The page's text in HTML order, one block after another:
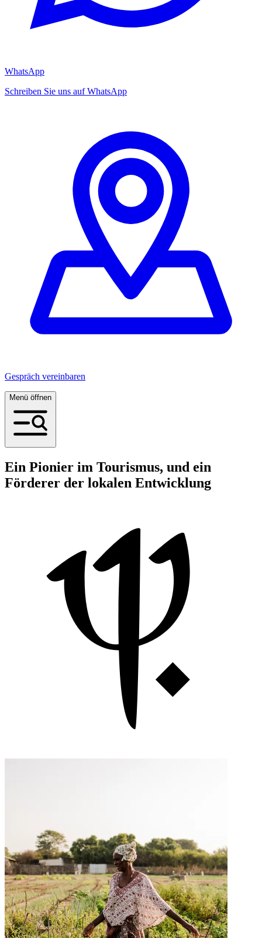
WhatsApp
Schreiben Sie uns auf WhatsApp
Gespräch vereinbaren
Menü öffnen
Ein Pionier im Tourismus, und ein
Förderer der lokalen Entwicklung